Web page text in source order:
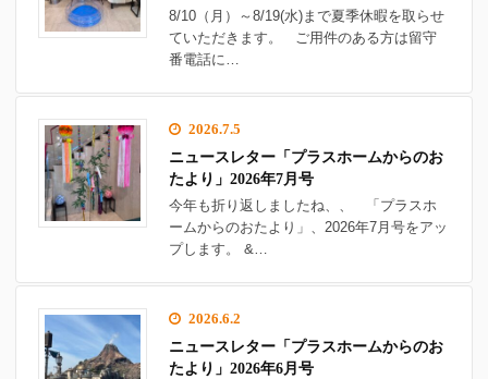
8/10（月）～8/19(水)まで夏季休暇を取らせ
ていただきます。 ご用件のある方は留守
番電話に…
2026.7.5
ニュースレター「プラスホームからのお
たより」2026年7月号
今年も折り返しましたね、、 「プラスホ
ームからのおたより」、2026年7月号をアッ
プします。 &…
2026.6.2
ニュースレター「プラスホームからのお
たより」2026年6月号